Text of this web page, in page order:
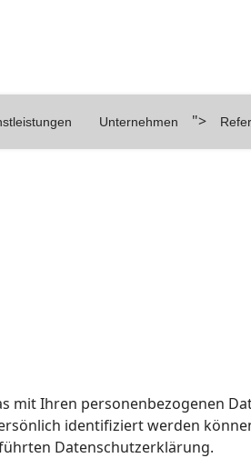
Unternehmen ">
Ihren personenbezogenen
identifiziert werden
Datenschutzerklärung.